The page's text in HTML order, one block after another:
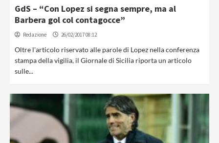
GdS – “Con Lopez si segna sempre, ma al
Barbera gol col contagocce”
Redazione 26/02/2017 08:12
Oltre l'articolo riservato alle parole di Lopez nella conferenza
stampa della vigilia, il Giornale di Sicilia riporta un articolo
sulle...